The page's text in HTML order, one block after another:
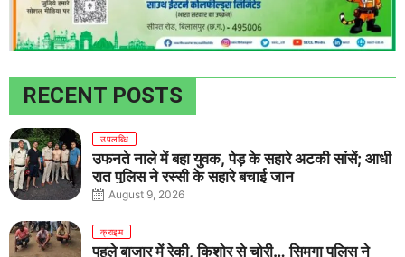
RECENT POSTS
उपलब्धि
उफनते नाले में बहा युवक, पेड़ के सहारे अटकी सांसें; आधी
रात पुलिस ने रस्सी के सहारे बचाई जान
August 9, 2026
क्राइम
पहले बाजार में रेकी, किशोर से चोरी… सिमगा पुलिस ने